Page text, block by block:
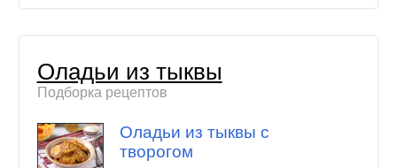
Оладьи из тыквы
Подборка рецептов
Оладьи из тыквы с
творогом